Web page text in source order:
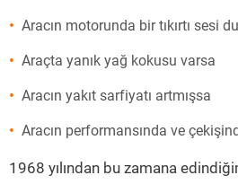
Aracın motorunda bir tıkırtı sesi
Araçta yanık yağ kokusu varsa
Aracın yakıt sarfiyatı artmışsa
Aracın performansında ve
1968 yılından bu zamana